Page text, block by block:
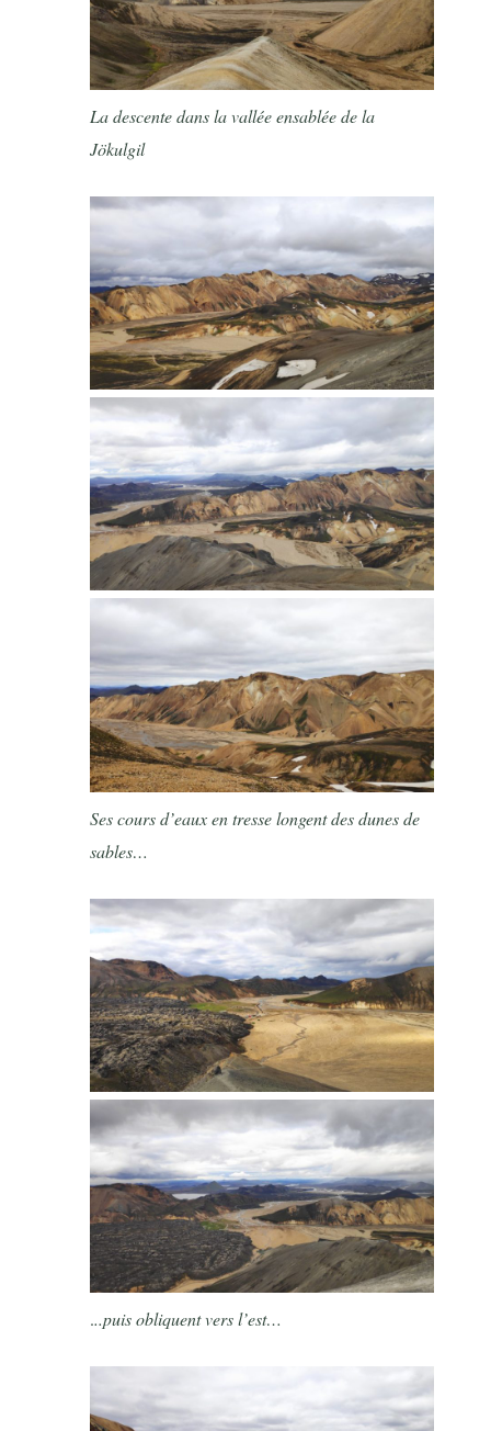
La descente dans la vallée ensablée de la
Jökulgil
Ses cours d’eaux en tresse longent des dunes de
sables…
...puis obliquent vers l’est…